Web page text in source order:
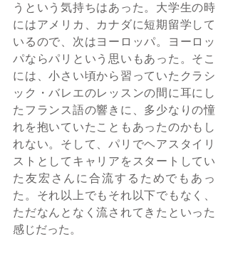
うという気持ちはあった。大学生の時
にはアメリカ、カナダに短期留学して
いるので、次はヨーロッパ。ヨーロッ
パならパリという思いもあった。そこ
には、小さい頃から習っていたクラシ
ック・バレエのレッスンの間に耳にし
たフランス語の響きに、多少なりの憧
れを抱いていたこともあったのかもし
れない。そして、パリでヘアスタイリ
ストとしてキャリアをスタートしてい
た友宏さんに合流するためでもあっ
た。それ以上でもそれ以下でもなく、
ただなんとなく流されてきたといった
感じだった。